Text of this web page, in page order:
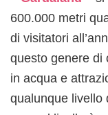
600.000 metri
di visitatori
questo genere di
in acqua e
qualunque livello